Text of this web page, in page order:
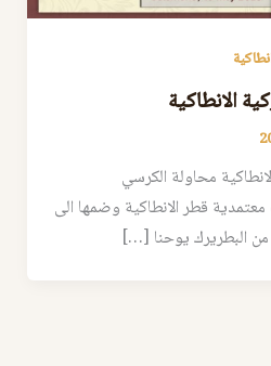
الانطاكية
محاولة الكرسي
قطر الانطاكية وضمها الى
من البطريرك يوحنا […]